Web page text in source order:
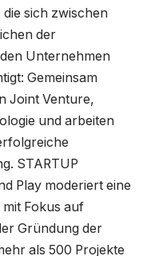
sich zwischen
der
Unternehmen
Gemeinsam
Joint Venture,
und arbeiten
STARTUP
Play moderiert eine
Fokus auf
Gründung der
als 500 Projekte